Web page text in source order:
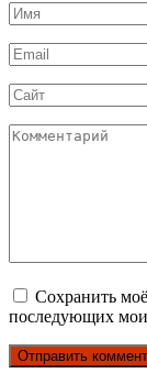
Имя
*
Email
*
Сайт
Комментарий
Сохранить
последующих